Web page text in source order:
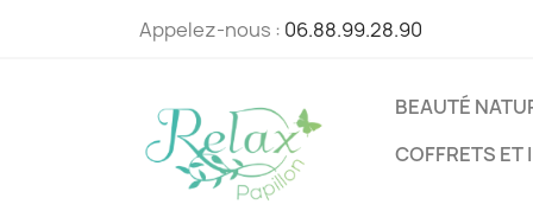
Appelez-nous : 06.88.99.28.90
BEAUTÉ
COFFRETS ET